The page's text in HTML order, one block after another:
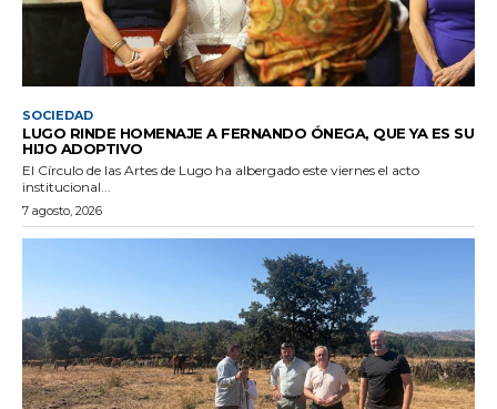
SOCIEDAD
LUGO RINDE HOMENAJE A FERNANDO ÓNEGA, QUE YA ES SU
HIJO ADOPTIVO
El Círculo de las Artes de Lugo ha albergado este viernes el acto
institucional...
7 agosto, 2026